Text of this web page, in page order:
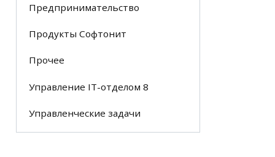
Предпринимательство
Продукты Софтонит
Прочее
Управление IT-отделом 8
Управленческие задачи